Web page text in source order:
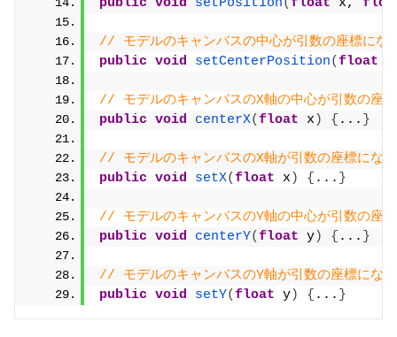
public void setPosition( float x,
// モデルのキャンバスの中心が引数の座標にな
public void setCenterPosition(float
// モデルのキャンバスのX軸の中心が引数の座
public void centerX(float x ) { ... }
// モデルのキャンバスのX軸が引数の座標にな
public void setX(float x ) { ... }
// モデルのキャンバスのY軸の中心が引数の座
public void centerY(float y) { ... }
// モデルのキャンバスのY軸が引数の座標にな
public void setY(float y) { ... }